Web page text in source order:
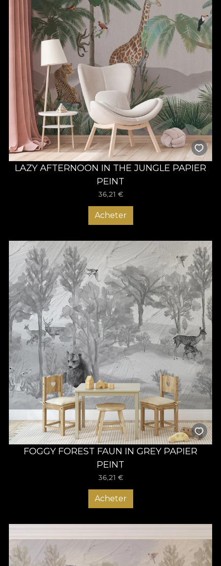
LAZY AFTERNOON IN THE JUNGLE PAPIER
PEINT
36,21 €
Acheter
FOGGY FOREST FAUN IN GREY PAPIER
PEINT
36,21 €
Acheter